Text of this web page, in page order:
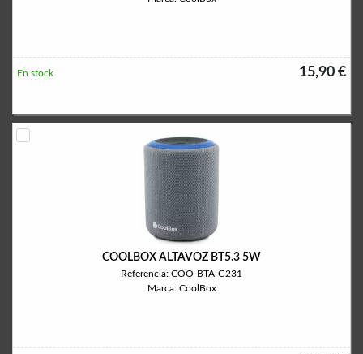
15,90 €
En stock
COOLBOX ALTAVOZ BT5.3 5W
Referencia: COO-BTA-G231
Marca: CoolBox